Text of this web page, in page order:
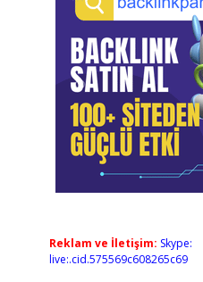
Reklam ve İletişim: Skype:
live:.cid.575569c608265c69